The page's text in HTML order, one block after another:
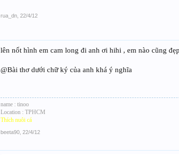
rua_dn 22/4/12
lên nốt hình em cam long đi anh ơi hihi , em nào cũng
@Bài thơ dưới chữ ký của anh khá ý nghĩa
name : tinoo
Location : TPHCM
Thích nuôi cá
beeta90 22/4/12